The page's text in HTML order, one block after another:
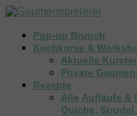
Pop-up Brunch
Kochkurse &
Aktuelle
Private
Rezepte
Alle Aufläufe &
Quiche, Strudel